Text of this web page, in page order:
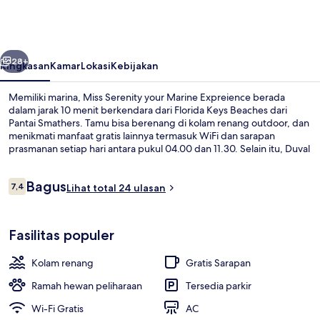
Berikutnya
28+
RingkasanKamarLokasiKebijakan
Memiliki marina, Miss Serenity your Marine Expreience berada
dalam jarak 10 menit berkendara dari Florida Keys Beaches dari
Pantai Smathers. Tamu bisa berenang di kolam renang outdoor, dan
menikmati manfaat gratis lainnya termasuk WiFi dan sarapan
prasmanan setiap hari antara pukul 04.00 dan 11.30. Selain itu, Duval
Ulasan
7,47,4 dari 10
BagusLihat total 24 ulasan
Fasilitas populer
Kolam renang
Gratis Sarapan
Ramah hewan peliharaan
Tersedia parkir
Wi-Fi Gratis
AC